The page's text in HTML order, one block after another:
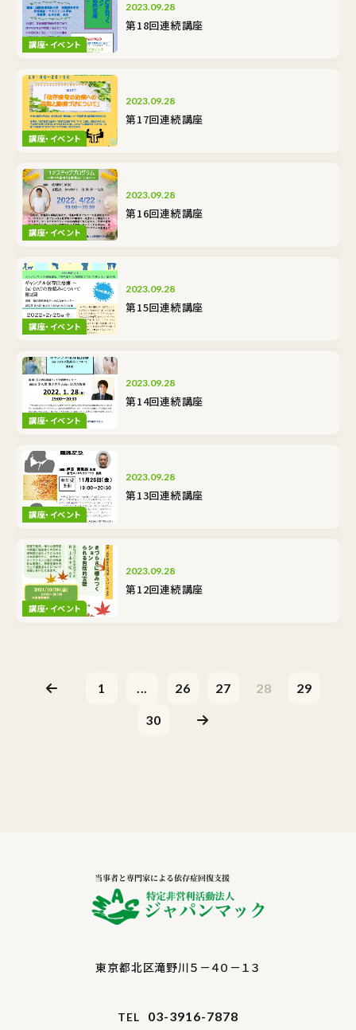
講座・イベント
2023.09.28
第18回連続講座
講座・イベント
2023.09.28
第17回連続講座
講座・イベント
2023.09.28
第16回連続講座
講座・イベント
2023.09.28
第15回連続講座
講座・イベント
2023.09.28
第14回連続講座
講座・イベント
2023.09.28
第13回連続講座
講座・イベント
2023.09.28
第12回連続講座
1 ... 26 27 28 29
30
東京都北区滝野川５－４０－１３
TEL 03-3916-7878